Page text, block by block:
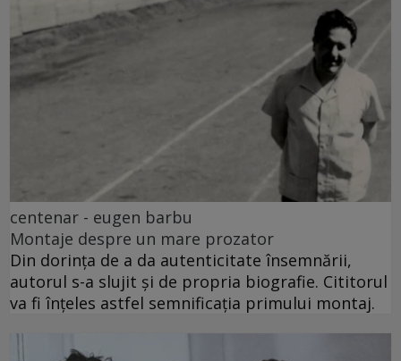
centenar - eugen barbu
Montaje despre un mare prozator
Din dorința de a da autenticitate însemnării,
autorul s-a slujit și de propria biografie. Cititorul
va fi înțeles astfel semnificația primului montaj.